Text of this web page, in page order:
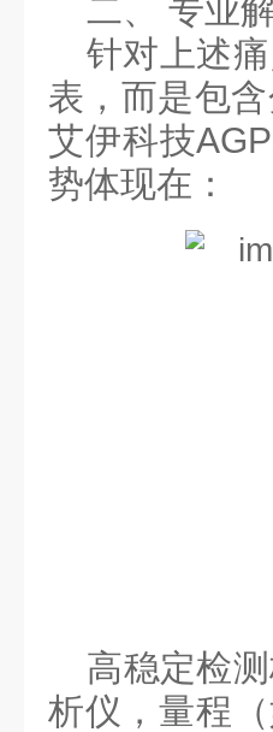
二、 专业
针对上述
表，而是包
艾伊科技
势体现在：
高稳定检
析仪，量程